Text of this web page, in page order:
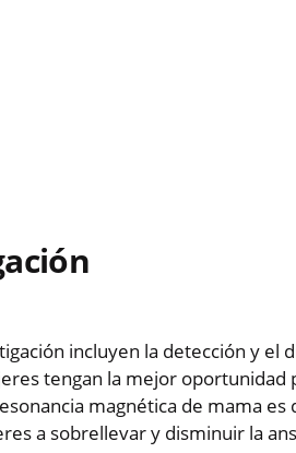
incluyen la detección y el
tengan la mejor oportunidad
magnética de mama
a sobrellevar y disminuir la